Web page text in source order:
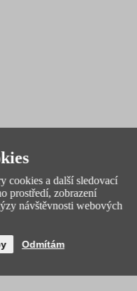
cookies a další sledovací
prostředí, zobrazení
návštěvnosti webových
Odmítám